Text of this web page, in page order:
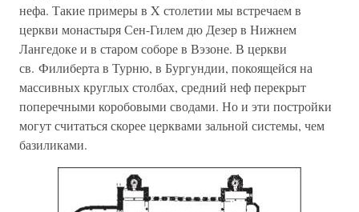
нефа. Такие примеры в X столетии мы встречаем в
церкви монастыря Сен-Гилем дю Дезер в Нижнем
Лангедоке и в старом соборе в Вэзоне. В церкви
св. Филиберта в Турню, в Бургундии, покоящейся на
массивных круглых столбах, средний неф перекрыт
поперечными коробовыми сводами. Но и эти постройки
могут считаться скорее церквами зальной системы, чем
базиликами.